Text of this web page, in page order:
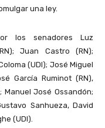
una ley.
los senadores Luz
Juan Castro (RN);
(UDI); José Miguel
García Ruminot (RN),
Manuel José Ossandón;
Sanhueza, David
(UDI).